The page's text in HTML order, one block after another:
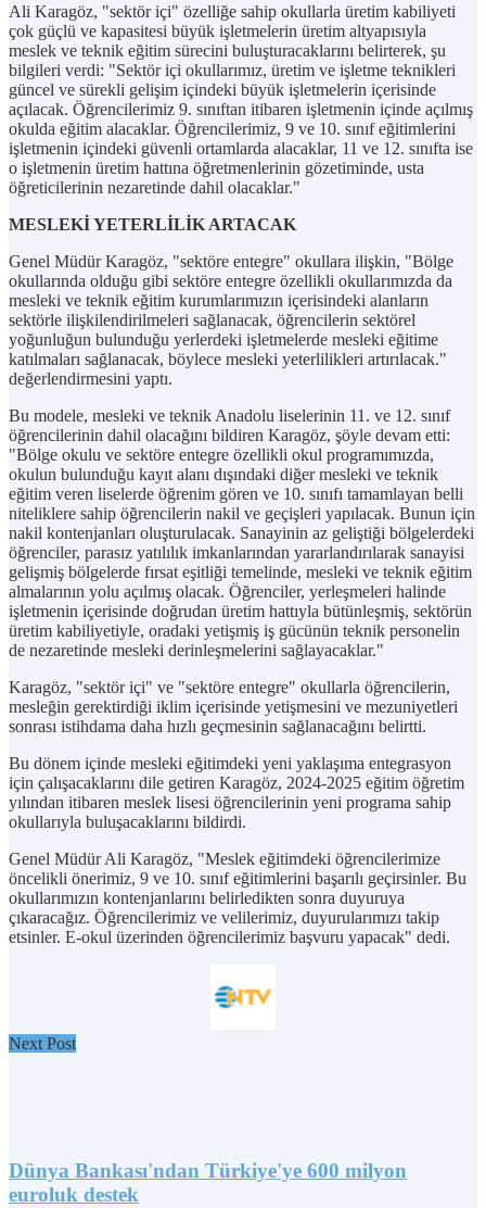
Ali Karagöz, "sektör içi" özelliğe sahip okullarla üretim kabiliyeti
çok güçlü ve kapasitesi büyük işletmelerin üretim altyapısıyla
meslek ve teknik eğitim sürecini buluşturacaklarını belirterek, şu
bilgileri verdi: "Sektör içi okullarımız, üretim ve işletme teknikleri
güncel ve sürekli gelişim içindeki büyük işletmelerin içerisinde
açılacak. Öğrencilerimiz 9. sınıftan itibaren işletmenin içinde açılmış
okulda eğitim alacaklar. Öğrencilerimiz, 9 ve 10. sınıf eğitimlerini
işletmenin içindeki güvenli ortamlarda alacaklar, 11 ve 12. sınıfta ise
o işletmenin üretim hattına öğretmenlerinin gözetiminde, usta
öğreticilerinin nezaretinde dahil olacaklar."
MESLEKİ YETERLİLİK ARTACAK
Genel Müdür Karagöz, "sektöre entegre" okullara ilişkin, "Bölge
okullarında olduğu gibi sektöre entegre özellikli okullarımızda da
mesleki ve teknik eğitim kurumlarımızın içerisindeki alanların
sektörle ilişkilendirilmeleri sağlanacak, öğrencilerin sektörel
yoğunluğun bulunduğu yerlerdeki işletmelerde mesleki eğitime
katılmaları sağlanacak, böylece mesleki yeterlilikleri artırılacak."
değerlendirmesini yaptı.
Bu modele, mesleki ve teknik Anadolu liselerinin 11. ve 12. sınıf
öğrencilerinin dahil olacağını bildiren Karagöz, şöyle devam etti:
"Bölge okulu ve sektöre entegre özellikli okul programımızda,
okulun bulunduğu kayıt alanı dışındaki diğer mesleki ve teknik
eğitim veren liselerde öğrenim gören ve 10. sınıfı tamamlayan belli
niteliklere sahip öğrencilerin nakil ve geçişleri yapılacak. Bunun için
nakil kontenjanları oluşturulacak. Sanayinin az geliştiği bölgelerdeki
öğrenciler, parasız yatılılık imkanlarından yararlandırılarak sanayisi
gelişmiş bölgelerde fırsat eşitliği temelinde, mesleki ve teknik eğitim
almalarının yolu açılmış olacak. Öğrenciler, yerleşmeleri halinde
işletmenin içerisinde doğrudan üretim hattıyla bütünleşmiş, sektörün
üretim kabiliyetiyle, oradaki yetişmiş iş gücünün teknik personelin
de nezaretinde mesleki derinleşmelerini sağlayacaklar."
Karagöz, "sektör içi" ve "sektöre entegre" okullarla öğrencilerin,
mesleğin gerektirdiği iklim içerisinde yetişmesini ve mezuniyetleri
sonrası istihdama daha hızlı geçmesinin sağlanacağını belirtti.
Bu dönem içinde mesleki eğitimdeki yeni yaklaşıma entegrasyon
için çalışacaklarını dile getiren Karagöz, 2024-2025 eğitim öğretim
yılından itibaren meslek lisesi öğrencilerinin yeni programa sahip
okullarıyla buluşacaklarını bildirdi.
Genel Müdür Ali Karagöz, "Meslek eğitimdeki öğrencilerimize
öncelikli önerimiz, 9 ve 10. sınıf eğitimlerini başarılı geçirsinler. Bu
okullarımızın kontenjanlarını belirledikten sonra duyuruya
çıkaracağız. Öğrencilerimiz ve velilerimiz, duyurularımızı takip
etsinler. E-okul üzerinden öğrencilerimiz başvuru yapacak" dedi.
Next Post
Dünya Bankası'ndan Türkiye'ye 600 milyon
euroluk destek